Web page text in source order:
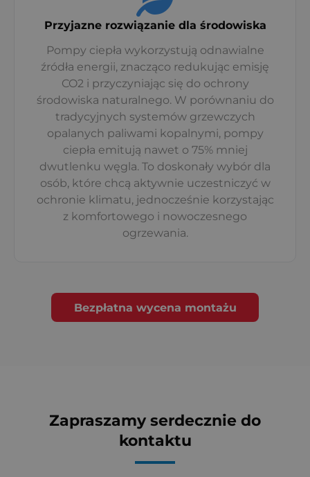
Przyjazne rozwiązanie dla środowiska
Pompy ciepła wykorzystują odnawialne
źródła energii, znacząco redukując emisję
CO2 i przyczyniając się do ochrony
środowiska naturalnego. W porównaniu do
tradycyjnych systemów grzewczych
opalanych paliwami kopalnymi, pompy
ciepła emitują nawet o 75% mniej
dwutlenku węgla. To doskonały wybór dla
osób, które chcą aktywnie uczestniczyć w
ochronie klimatu, jednocześnie korzystając
z komfortowego i nowoczesnego
ogrzewania.
Bezpłatna wycena montażu
Zapraszamy serdecznie do
kontaktu